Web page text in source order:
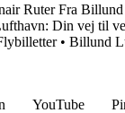
Ruter Fra
Din vej til
• Billund
YouTube